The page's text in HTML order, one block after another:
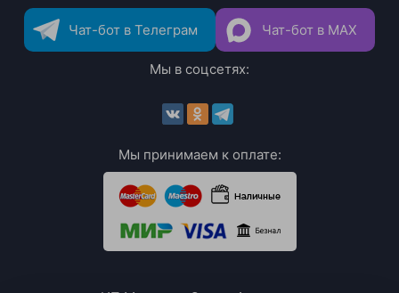
Чат-бот в Телеграм Чат-бот в MAX
Мы в соцсетях:
Мы принимаем к оплате: